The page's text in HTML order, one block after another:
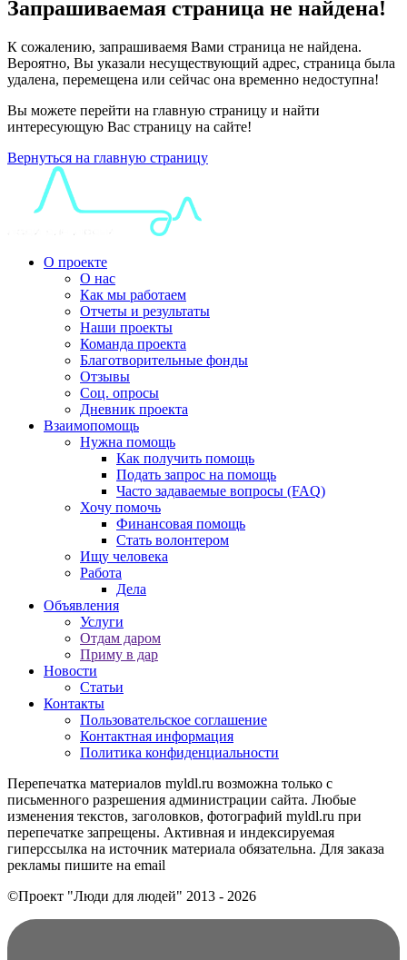
Запрашиваемая страница не найдена!
К сожалению, запрашиваемя Вами страница не найдена.
Вероятно, Вы указали несуществующий адрес, страница была
удалена, перемещена или сейчас она временно недоступна!
Вы можете перейти на главную страницу и найти
интересующую Вас страницу на сайте!
Вернуться на главную страницу
О проекте
О нас
Как мы работаем
Отчеты и результаты
Наши проекты
Команда проекта
Благотворительные фонды
Отзывы
Соц. опросы
Дневник проекта
Взаимопомощь
Нужна помощь
Как получить помощь
Подать запрос на помощь
Часто задаваемые вопросы (FAQ)
Хочу помочь
Финансовая помощь
Стать волонтером
Ищу человека
Работа
Дела
Объявления
Услуги
Отдам даром
Приму в дар
Новости
Статьи
Контакты
Пользовательское соглашение
Контактная информация
Политика конфиденциальности
Перепечатка материалов myldl.ru возможна только с
письменного разрешения администрации сайта. Любые
изменения текстов, заголовков, фотографий myldl.ru при
перепечатке запрещены. Активная и индексируемая
гиперссылка на источник материала обязательна. Для заказа
рекламы пишите на еmail
©Проект "Люди для людей" 2013 - 2026